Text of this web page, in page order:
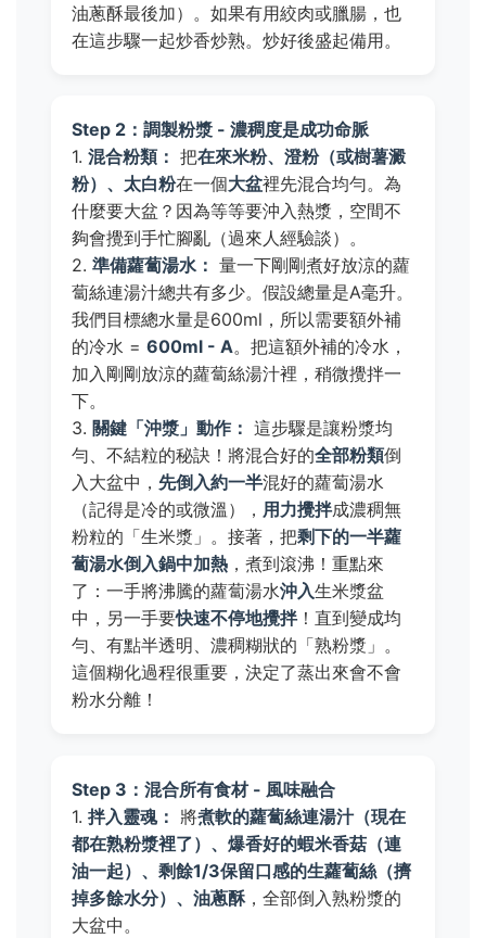
油蔥酥最後加）。如果有用絞肉或臘腸，也
在這步驟一起炒香炒熟。炒好後盛起備用。
Step 2：調製粉漿 - 濃稠度是成功命脈
1.混合粉類： 把在來米粉、澄粉（或樹薯澱
粉）、太白粉在一個大盆裡先混合均勻。為
什麼要大盆？因為等等要沖入熱漿，空間不
夠會攪到手忙腳亂（過來人經驗談）。
2.準備蘿蔔湯水： 量一下剛剛煮好放涼的蘿
蔔絲連湯汁總共有多少。假設總量是A毫升。
我們目標總水量是600ml，所以需要額外補
的冷水 =600ml - A。把這額外補的冷水，
加入剛剛放涼的蘿蔔絲湯汁裡，稍微攪拌一
下。
3. 關鍵「沖漿」動作： 這步驟是讓粉漿均
勻、不結粒的秘訣！將混合好的全部粉類倒
入大盆中， 先倒入約一半混好的蘿蔔湯水
（記得是冷的或微溫）， 用力攪拌成濃稠無
粉粒的「生米漿」。接著，把剩下的一半蘿
蔔湯水倒入鍋中加熱 ，煮到滾沸！重點來
了：一手將沸騰的蘿蔔湯水沖入生米漿盆
中，另一手要快速不停地攪拌！直到變成均
勻、有點半透明、濃稠糊狀的「熟粉漿」。
這個糊化過程很重要，決定了蒸出來會不會
粉水分離！
Step 3：混合所有食材 - 風味融合
1.拌入靈魂： 將煮軟的蘿蔔絲連湯汁（現在
都在熟粉漿裡了）、爆香好的蝦米香菇（連
油一起）、剩餘1/3保留口感的生蘿蔔絲（擠
掉多餘水分）、油蔥酥，全部倒入熟粉漿的
大盆中。